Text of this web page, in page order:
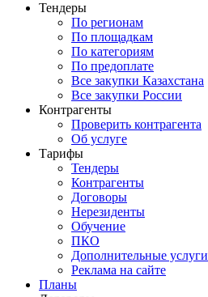
Тендеры
По регионам
По площадкам
По категориям
По предоплате
Все закупки Казахстана
Все закупки России
Контрагенты
Проверить контрагента
Об услуге
Тарифы
Тендеры
Контрагенты
Договоры
Нерезиденты
Обучение
ПКО
Дополнительные услуги
Реклама на сайте
Планы